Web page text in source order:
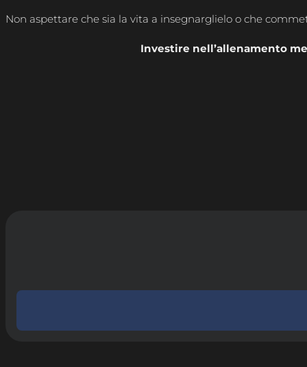
Non aspettare che sia la vita a insegnarglielo o che
Investire nell’allenamento